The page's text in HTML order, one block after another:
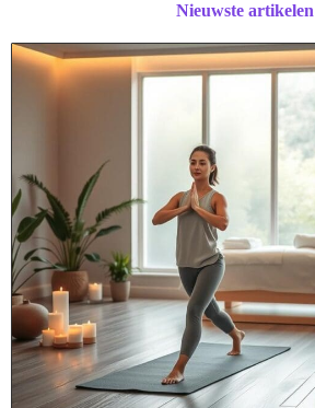
Nieuwste artikelen